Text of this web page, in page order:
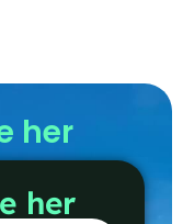
her
her